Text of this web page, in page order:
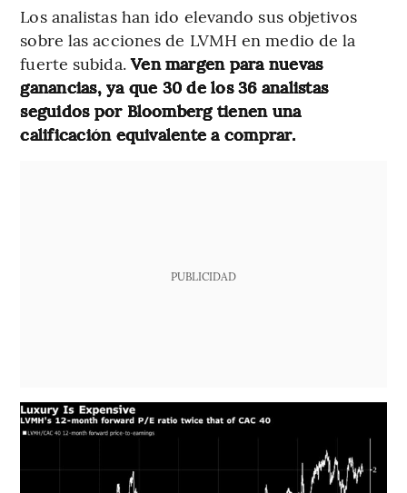
Los analistas han ido elevando sus objetivos
sobre las acciones de LVMH en medio de la
fuerte subida.Ven margen para nuevas
ganancias, ya que 30 de los 36 analistas
seguidos por Bloomberg tienen una
calificación equivalente a comprar.
PUBLICIDAD